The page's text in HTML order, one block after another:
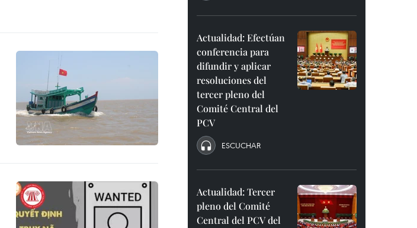
Actualidad: Efectúan
conferencia para
difundir y aplicar
resoluciones del
tercer pleno del
Comité Central del
PCV
ESCUCHAR
Actualidad: Tercer
pleno del Comité
Central del PCV del